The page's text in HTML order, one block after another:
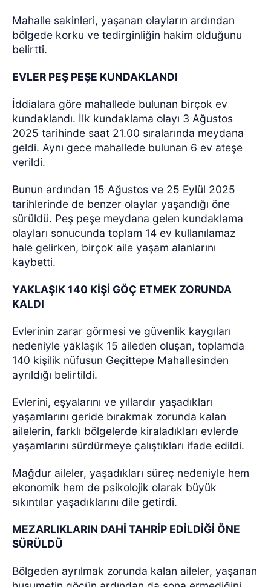
Mahalle sakinleri, yaşanan olayların ardından
bölgede korku ve tedirginliğin hakim olduğunu
belirtti.
EVLER PEŞ PEŞE KUNDAKLANDI
İddialara göre mahallede bulunan birçok ev
kundaklandı. İlk kundaklama olayı 3 Ağustos
2025 tarihinde saat 21.00 sıralarında meydana
geldi. Aynı gece mahallede bulunan 6 ev ateşe
verildi.
Bunun ardından 15 Ağustos ve 25 Eylül 2025
tarihlerinde de benzer olaylar yaşandığı öne
sürüldü. Peş peşe meydana gelen kundaklama
olayları sonucunda toplam 14 ev kullanılamaz
hale gelirken, birçok aile yaşam alanlarını
kaybetti.
YAKLAŞIK 140 KİŞİ GÖÇ ETMEK ZORUNDA
KALDI
Evlerinin zarar görmesi ve güvenlik kaygıları
nedeniyle yaklaşık 15 aileden oluşan, toplamda
140 kişilik nüfusun Geçittepe Mahallesinden
ayrıldığı belirtildi.
Evlerini, eşyalarını ve yıllardır yaşadıkları
yaşamlarını geride bırakmak zorunda kalan
ailelerin, farklı bölgelerde kiraladıkları evlerde
yaşamlarını sürdürmeye çalıştıkları ifade edildi.
Mağdur aileler, yaşadıkları süreç nedeniyle hem
ekonomik hem de psikolojik olarak büyük
sıkıntılar yaşadıklarını dile getirdi.
MEZARLIKLARIN DAHİ TAHRİP EDİLDİĞİ ÖNE
SÜRÜLDÜ
Bölgeden ayrılmak zorunda kalan aileler, yaşanan